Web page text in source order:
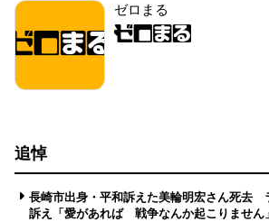
ゼロまる
追悼
長崎市出身・平和訴えた美輪明宏さん死去
訴え「愛があれば 戦争なんか起こりません」